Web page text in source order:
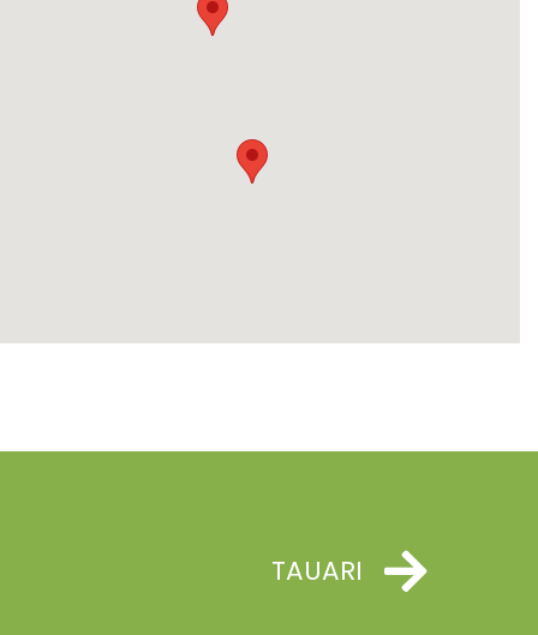
TAUARI